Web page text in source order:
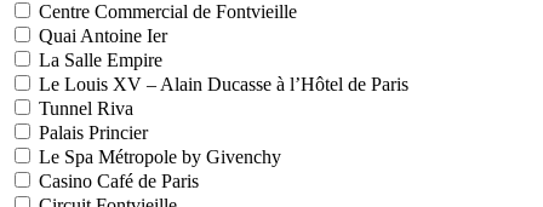
Centre Commercial de Fontvieille
Quai Antoine Ier
La Salle Empire
Le Louis XV – Alain Ducasse à l’Hôtel de Paris
Tunnel Riva
Palais Princier
Le Spa Métropole by Givenchy
Casino Café de Paris